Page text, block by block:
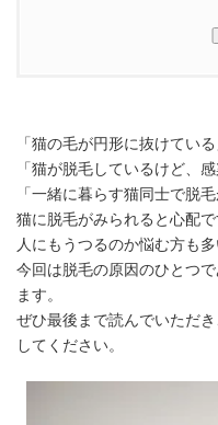
3.猫のカビではどんな
4.猫カビになったとき
4.1.感染源との接触
4.3.
5.よくある質問（FAQ
「猫の毛が円形に抜けている
「猫が脱毛しているけど、
「一緒に暮らす猫同士で脱
猫に脱毛がみられると心配で
人にもうつるのか悩む方も多
今回は脱毛の原因のひとつ
ます。
ぜひ最後まで読んでいただ
してください。